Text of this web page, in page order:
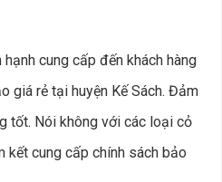
cung cấp đến khách hàng
giá rẻ tại huyện Kế Sách. Đảm
tốt. Nói không với các loại cỏ
kết cung cấp chính sách bảo